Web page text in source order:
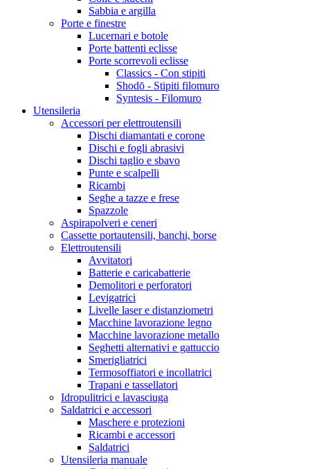
Sabbia e argilla
Porte e finestre
Lucernari e botole
Porte battenti eclisse
Porte scorrevoli eclisse
Classics - Con stipiti
Shodō - Stipiti filomuro
Syntesis - Filomuro
Utensileria
Accessori per elettroutensili
Dischi diamantati e corone
Dischi e fogli abrasivi
Dischi taglio e sbavo
Punte e scalpelli
Ricambi
Seghe a tazze e frese
Spazzole
Aspirapolveri e ceneri
Cassette portautensili, banchi, borse
Elettroutensili
Avvitatori
Batterie e caricabatterie
Demolitori e perforatori
Levigatrici
Livelle laser e distanziometri
Macchine lavorazione legno
Macchine lavorazione metallo
Seghetti alternativi e gattuccio
Smerigliatrici
Termosoffiatori e incollatrici
Trapani e tassellatori
Idropulitrici e lavasciuga
Saldatrici e accessori
Maschere e protezioni
Ricambi e accessori
Saldatrici
Utensileria manuale